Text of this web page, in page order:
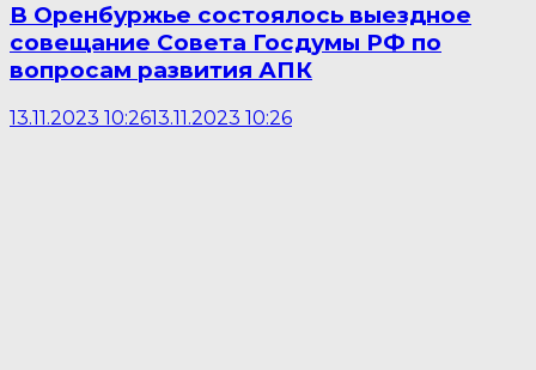
В Оренбуржье состоялось выездное
совещание Совета Госдумы РФ по
вопросам развития АПК
13.11.2023 10:2613.11.2023 10:26